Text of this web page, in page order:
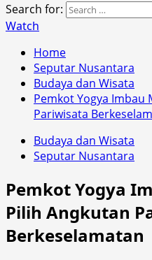
Search for:
Watch
Home
Seputar Nusantara
Budaya dan Wisata
Pemkot Yogya Imbau
Pariwisata
Budaya dan Wisata
Seputar Nusantara
Pemkot Yogya
Pilih Angkutan
Berkeselamatan